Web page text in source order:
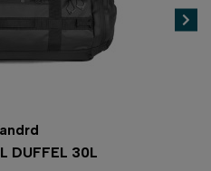
DUFFEL 30L